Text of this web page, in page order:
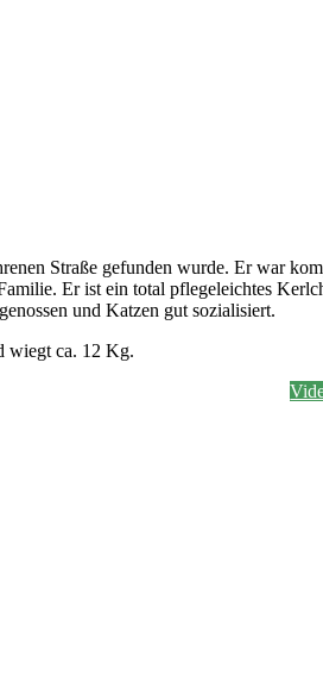
Straße gefunden wurde. Er war
Er ist ein total pflegeleichtes
und Katzen gut sozialisiert.
wiegt ca. 12 Kg.